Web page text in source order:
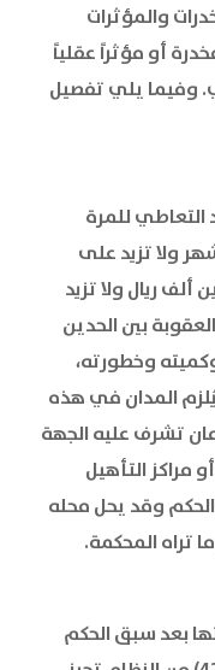
المخدرات والمؤثرات
أو مؤثراً عقلياً
وفيما يلي تفصيل
التعاطي للمرة
ولا تزيد على
ألف ريال ولا تزيد
بين الحدين
وخطورته،
المدان في هذه
تشرف عليه الجهة
التأهيل
الحكم وقد يحل محله
تراه المحكمة.
بعد سبق الحكم